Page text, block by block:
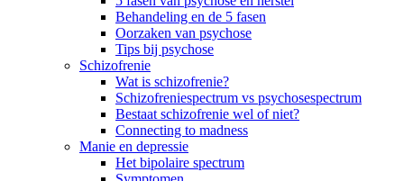
Behandeling en de 5 fasen
Oorzaken van psychose
Tips bij psychose
Schizofrenie
Wat is schizofrenie?
Schizofreniespectrum vs psychosespectrum
Bestaat schizofrenie wel of niet?
Connecting to madness
Manie en depressie
Het bipolaire spectrum